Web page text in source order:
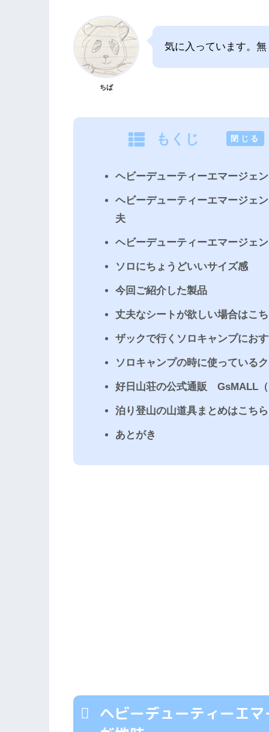
ちば
気に入っています。
もくじ 閉じる
ヘビーデューティーエマージェ
ヘビーデューティーエマージェ
夫
ヘビーデューティーエマージェ
ソロにちょうどいいサイズ感
今回ご紹介した製品
丈夫なシートが欲しい場合はこ
ザックで行くソロキャンプにお
ソロキャンプの時に使っている
好日山荘の公式通販 GsMALL
泊り登山の山道具まとめはこちら
あとがき
ヘビーデューティーエ